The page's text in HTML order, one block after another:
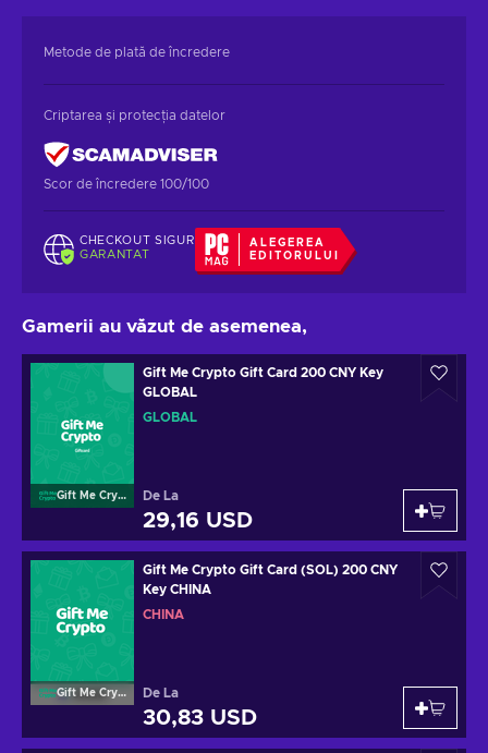
Metode de plată de încredere
Criptarea și protecția datelor
Scor de încredere 100/100
CHECKOUT SIGUR
GARANTAT
ALEGEREA
EDITORULUI
Gamerii au văzut de asemenea,
Gift Me Crypto
Gift Me Crypto Gift Card 200 CNY Key
GLOBAL
GLOBAL
De La
29,16 USD
Gift Me Crypto
Gift Me Crypto Gift Card (SOL) 200 CNY
Key CHINA
CHINA
De La
30,83 USD